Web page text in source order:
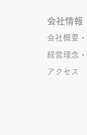
会社情報
会社概要
経営理念
アクセス